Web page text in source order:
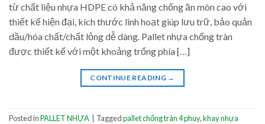
từ chất liệu nhựa HDPE có khả năng chống ăn mòn cao với
thiết kế hiện đại, kích thước linh hoạt giúp lưu trữ, bảo quản
dầu/hóa chất/chất lỏng dễ dàng. Pallet nhựa chống tràn
được thiết kế với một khoảng trống phía […]
CONTINUE READING →
Posted inPALLET NHỰA Taggedpallet chống tràn 4 phuy,khay nhựa